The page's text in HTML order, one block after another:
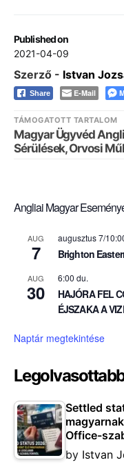
Published on
2021-04-09
Szerző - Istvan
Share E-Mail
TÁMOGATOTT TARTALOM
Magyar Ügyvéd
Sérülések, Orvosi
Angliai Magyar
AUG
7
augusztus 7/
Brighton
AUG
30
6:00 du.
HAJÓRA FEL
ÉJSZAKA A
Naptár megtekintése
Settled
Office-
by Istvan